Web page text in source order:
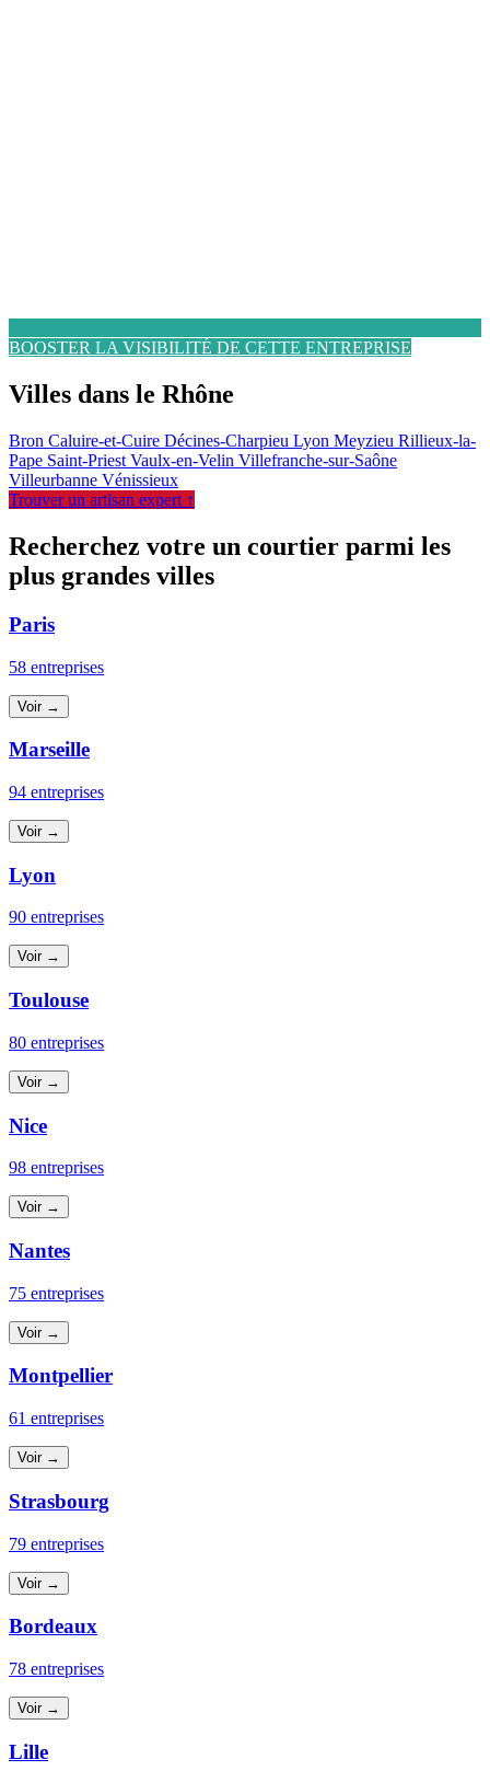
BOOSTER LA VISIBILITÉ DE CETTE ENTREPRISE
Villes dans le Rhône
Bron Caluire-et-Cuire Décines-Charpieu Lyon Meyzieu Rillieux-la-
Pape Saint-Priest Vaulx-en-Velin Villefranche-sur-Saône
Villeurbanne Vénissieux
Trouver un artisan expert ↑
Recherchez votre un courtier parmi les
plus grandes villes
Paris
58 entreprises
Voir →
Marseille
94 entreprises
Voir →
Lyon
90 entreprises
Voir →
Toulouse
80 entreprises
Voir →
Nice
98 entreprises
Voir →
Nantes
75 entreprises
Voir →
Montpellier
61 entreprises
Voir →
Strasbourg
79 entreprises
Voir →
Bordeaux
78 entreprises
Voir →
Lille